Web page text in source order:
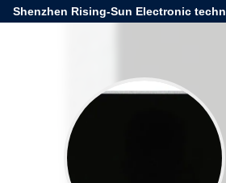
Shenzhen Rising-Sun Electronic